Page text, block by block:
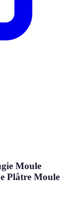
Moule
Plâtre Moule